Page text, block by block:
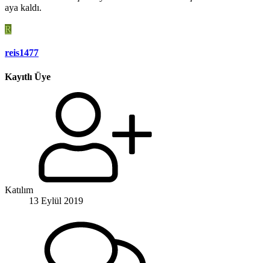
aya kaldı.
R
reis1477
Kayıtlı Üye
Katılım
13 Eylül 2019